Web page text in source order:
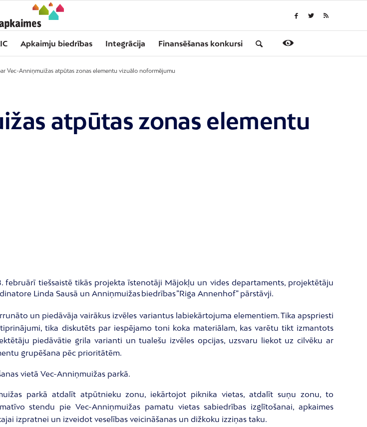
Apkaimju biedrības Integrācija Finansēšanas konkursi
Vec-Anniņmuižas atpūtas zonas elementu vizuālo noformējumu
atpūtas zonas elementu
februārī tiešsaistē tikās projekta īstenotāji Mājokļu un vides departaments, projektētāju
Linda Sausā un Anniņmuižas biedrības ”Riga Annenhof” pārstāvji.
un piedāvāja vairākus izvēles variantus labiekārtojuma elementiem. Tika apspriesti
tika diskutēts par iespējamo toni koka materiālam, kas varētu tikt izmantots
piedāvātie grila varianti un tualešu izvēles opcijas, uzsvaru liekot uz cilvēku ar
grupēšana pēc prioritātēm.
vietā Vec-Anniņmuižas parkā.
parkā atdalīt atpūtnieku zonu, iekārtojot piknika vietas, atdalīt suņu zonu, to
stendu pie Vec-Anniņmuižas pamatu vietas sabiedrības izglītošanai, apkaimes
izpratnei un izveidot veselības veicināšanas un dižkoku izziņas taku.